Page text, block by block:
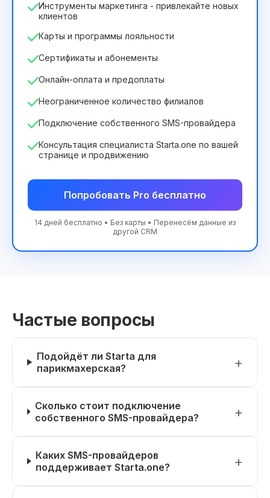
Инструменты маркетинга - привлекайте новых
клиентов
Карты и программы лояльности
Сертификаты и абонементы
Онлайн-оплата и предоплаты
Неограниченное количество филиалов
Подключение собственного SMS-провайдера
Консультация специалиста Starta.one по вашей
странице и продвижению
Попробовать Pro бесплатно
14 дней бесплатно • Без карты • Перенесём данные из
другой CRM
Частые вопросы
Подойдёт ли Starta для
парикмахерская?
Сколько стоит подключение
собственного SMS-провайдера?
Каких SMS-провайдеров
поддерживает Starta.one?